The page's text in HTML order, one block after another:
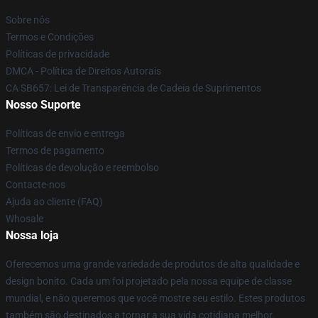
Sobre nós
Termos e Condições
Políticas de privacidade
DMCA - Política de Direitos Autorais
CA SB657: Lei de Transparência de Cadeia de Suprimentos
Nosso Suporte
Políticas de envio e entrega
Termos de pagamento
Políticas de devolução e reembolso
Contacte-nos
Ajuda ao cliente (FAQ)
Whosale
Nossa loja
Oferecemos uma grande variedade de produtos de alta qualidade e
design bonito. Cada um foi projetado pela nossa equipe de classe
mundial, e não queremos que você mostre seu estilo. Estes produtos
também são destinados a tornar a sua vida cotidiana melhor.